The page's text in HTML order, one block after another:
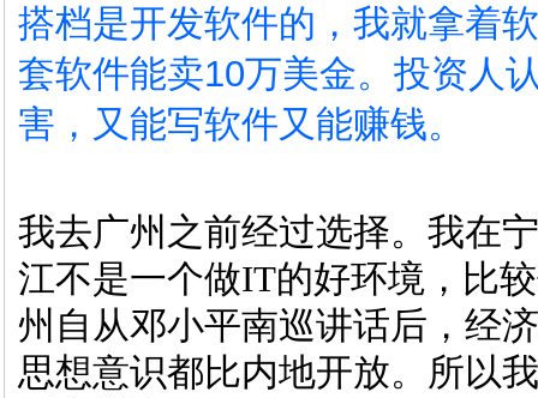
搭档是开发软件的，我就拿着
套软件能卖10万美金。投资人
害，又能写软件又能赚钱。
我去广州之前经过选择。我在
江不是一个做IT的好环境，比
州自从邓小平南巡讲话后，经
思想意识都比内地开放。所以